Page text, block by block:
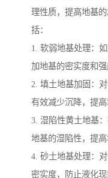
理性质，提高地基
括：
1. 软弱地基处理：
加地基的密实度和强
2. 填土地基加固：
有效减少沉降，提高
3. 湿陷性黄土地基
地基的湿陷性，提高
4. 砂土地基处理：
密实度，防止液化现